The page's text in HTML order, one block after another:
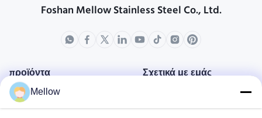
Foshan Mellow Stainless Steel Co., Ltd.
προϊόντα Σχετικά με εμάς
Mellow